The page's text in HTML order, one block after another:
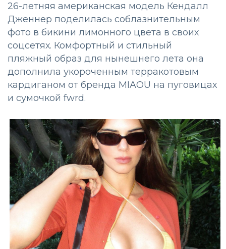
26-летняя американская модель Кендалл
Дженнер поделилась соблазнительным
фото в бикини лимонного цвета в своих
соцсетях. Комфортный и стильный
пляжный образ для нынешнего лета она
дополнила укороченным терракотовым
кардиганом от бренда MIAOU на пуговицах
и сумочкой fwrd.